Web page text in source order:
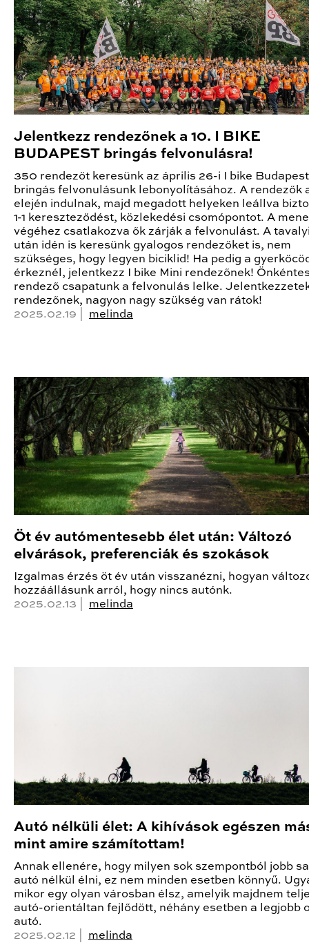
Jelentkezz rendezőnek a 10. I BIKE
BUDAPEST bringás felvonulásra!
350 rendezőt keresünk az április 26-i I bike Budapest
bringás felvonulásunk lebonyolításához. A rendezők
elején indulnak, majd megadott helyeken leállva
1-1 kereszteződést, közlekedési csomópontot. A
végéhez csatlakozva ők zárják a felvonulást. A
után idén is keresünk gyalogos rendezőket is, nem
szükséges, hogy legyen biciklid! Ha pedig a
érkeznél, jelentkezz I bike Mini rendezőnek!
rendező csapatunk a felvonulás lelke.
rendezőnek, nagyon nagy szükség van rátok!
2025.02.19 | melinda
Öt év autómentesebb élet után: Változó
elvárások, preferenciák és szokások
Izgalmas érzés öt év után visszanézni, hogyan
hozzáállásunk arról, hogy nincs autónk.
2025.02.13 | melinda
Autó nélküli élet: A kihívások egészen
mint amire számítottam!
Annak ellenére, hogy milyen sok szempontból jobb
autó nélkül élni, ez nem minden esetben könnyű.
mikor egy olyan városban élsz, amelyik majdnem
autó-orientáltan fejlődött, néhány esetben a legjobb
autó.
2025.02.12 | melinda